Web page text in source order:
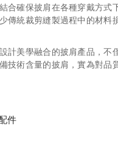
合確保披肩在各種穿戴方
傳統裁剪縫製過程中的材
計美學融合的披肩產品，
技術含量的披肩，實為對品
件